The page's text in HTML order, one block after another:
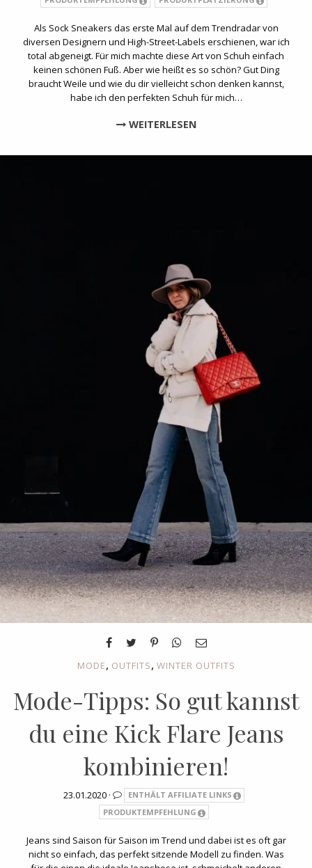
Als Sock Sneakers das erste Mal auf dem Trendradar von
diversen Designern und High-Street-Labels erschienen, war ich
total abgeneigt. Für mich machte diese Art von Schuh einfach
keinen schönen Fuß. Aber wie heißt es so schön? Gut Ding
braucht Weile und wie du dir vielleicht schon denken kannst,
habe ich den perfekten Schuh für mich…
WEITERLESEN
MODE, OUTFITS, WINTER OUTFITS
Mode-Tipps: So gut kannst
du eine Kick Flare Jeans
kombinieren!
23.01.2020 ·
ENTHÄLT AFFILIATE LINKS
PRODUKTEMPFEHLUNG
Jeans sind Saison für Saison im Trend und dabei ist es oft gar
nicht so einfach, das perfekt sitzende Modell zu finden. Was